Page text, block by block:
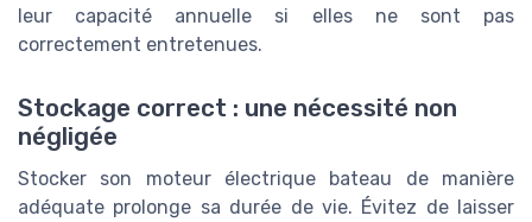
leur capacité annuelle si elles ne sont pas
correctement entretenues.
Stockage correct : une nécessité non
négligée
Stocker son moteur électrique bateau de manière
adéquate prolonge sa durée de vie. Évitez de laisser